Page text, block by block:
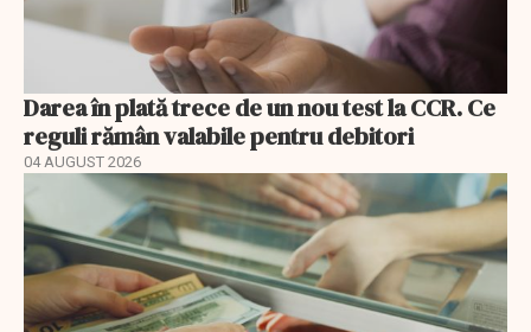
Darea în plată trece de un nou test la CCR. Ce
reguli rămân valabile pentru debitori
04 AUGUST 2026